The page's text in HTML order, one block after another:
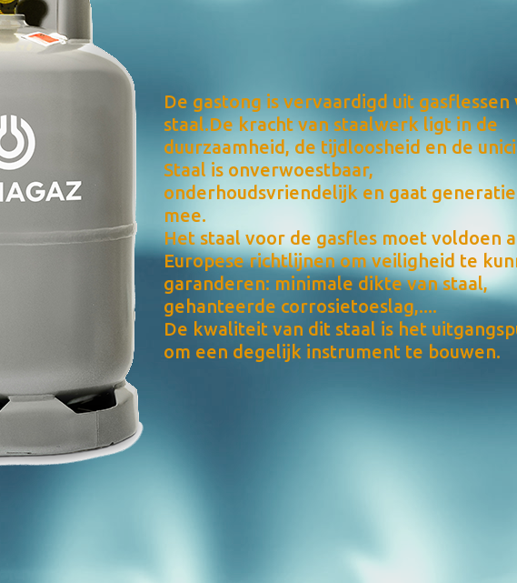
De gastong is vervaardigd uit gasflessen
staal.De kracht van staalwerk ligt in de
duurzaamheid, de tijdloosheid en de
Staal is onverwoestbaar,
onderhoudsvriendelijk en gaat
mee.
Het staal voor de gasfles moet voldoen
Europese richtlijnen om veiligheid te
garanderen: minimale dikte van staal,
gehanteerde corrosietoeslag,....
De kwaliteit van dit staal is het
om een degelijk instrument te bouwen.